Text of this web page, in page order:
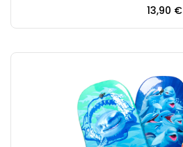
Precio
13,90 €